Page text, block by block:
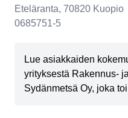
Eteläranta, 70820 Kuopio
0685751-5
Lue asiakkaiden
yrityksestä Rakennus-
Sydänmetsä Oy, joka